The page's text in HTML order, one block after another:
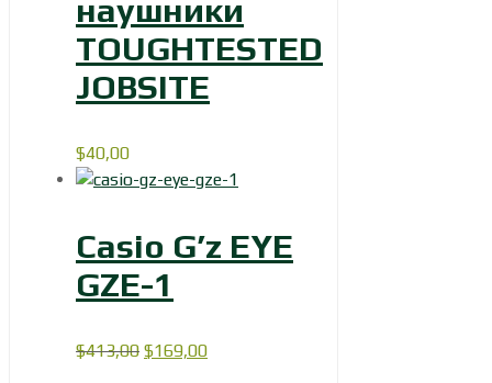
наушники
TOUGHTESTED
JOBSITE
$40,00
Casio G’z EYE
GZE-1
$413,00 Первоначальная
$169,00Текущая